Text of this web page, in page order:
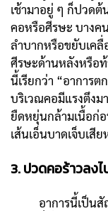
เช้ามาอยู่ ๆ ก็ปวด
คอหรือศีรษะ บางค
ลำบากหรือขยับเคลื่
ศีรษะด้านหลังหรือ
นี้เรียกว่า “อาการ
บริเวณคอมีแรงตึงม
ยืดหยุ่นกล้ามเนื้อก่
เส้นเอ็นบาดเจ็บเสีย
3. ปวดคอร้าวลง
อาการนี้เป็นสัญ